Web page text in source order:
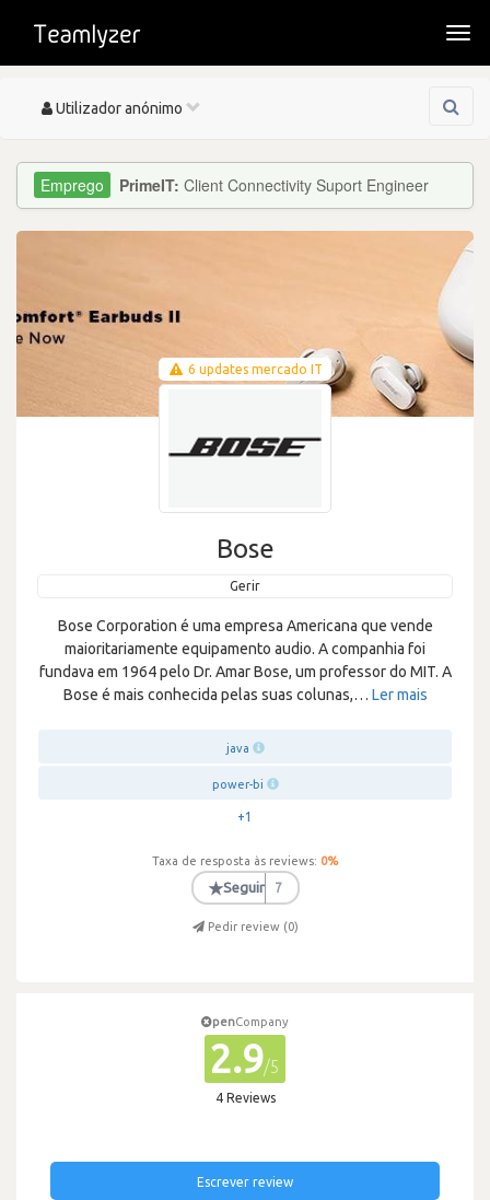
Toggle
Utilizador anónimo
PrimeIT: Client Connectivity Suport Engineer
6 updates mercado IT
Bose
Gerir
Bose Corporation é uma empresa Americana que vende
maioritariamente equipamento audio. A companhia foi
fundava em 1964 pelo Dr. Amar Bose, um professor do MIT. A
Bose é mais conhecida pelas suas colunas,… Ler mais
java
power-bi
+1
Taxa de resposta às reviews: 0%
★Seguir 7
Pedir review (0)
penCompany
2.9/5
4 Reviews
Escrever review